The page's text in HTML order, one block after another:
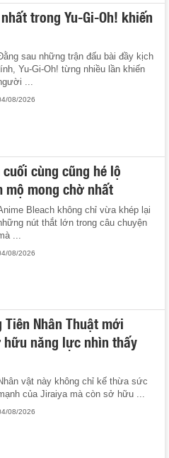
trong Yu-Gi-Oh! khiến
sau những trận đấu bài đầy kịch
Yu-Gi-Oh! từng nhiều lần khiến
...
08/2026
cùng cũng hé lộ
mong chờ nhất
Bleach không chỉ vừa khép lại
nút thắt lớn trong câu chuyện
...
08/2026
Nhân Thuật mới
năng lực nhìn thấy
vật này không chỉ kế thừa sức
của Jiraiya mà còn sở hữu ...
08/2026